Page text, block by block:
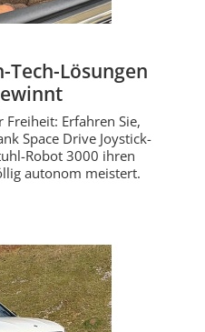
Tech-Lösungen
Erfahren Sie,
Space Drive Joystick-
Robot 3000 ihren
autonom meistert.